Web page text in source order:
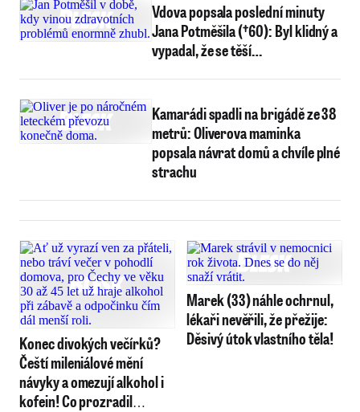
Vdova popsala poslední minuty
Jana Potměšila (†60): Byl klidný a
vypadal, že se těší…
Kamarádi spadli na brigádě ze 38
metrů: Oliverova maminka
popsala návrat domů a chvíle plné
strachu
Konec divokých večírků?
Čeští mileniálové mění
návyky a omezují alkohol i
kofein! Co prozradil
Marek (33) náhle ochrnul,
lékaři nevěřili, že přežije:
Děsivý útok vlastního těla!